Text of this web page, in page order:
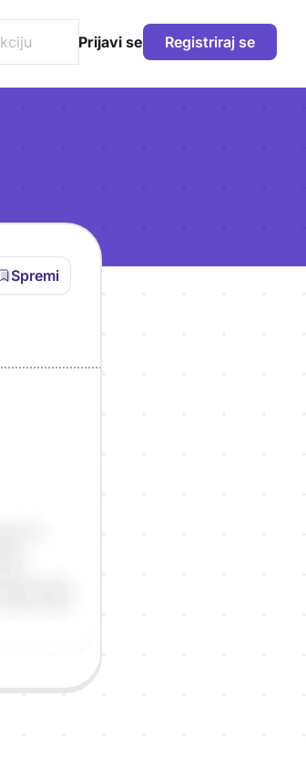
Prijavi se Registriraj se
Spremi